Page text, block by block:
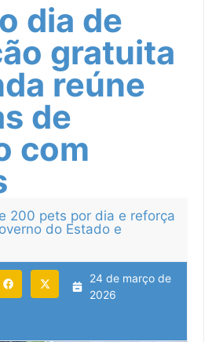
dia de
gratuita
reúne
de
com
200 pets por dia e reforça
do Estado e
24 de março de
2026